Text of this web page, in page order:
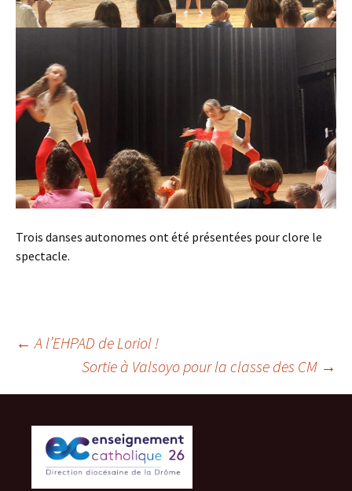
Trois danses autonomes ont été présentées pour clore le
spectacle.
Navigation
des
articles
← A l’EHPAD de Loriol !
Sortie à Valsoyo pour la classe des CM →